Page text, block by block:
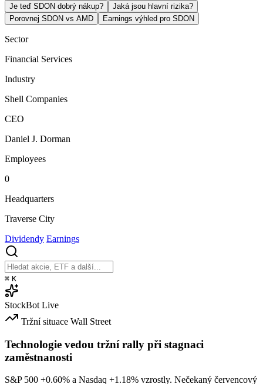
Je teď SDON dobrý nákup?
Jaká jsou hlavní rizika?
Porovnej SDON vs AMD
Earnings výhled pro SDON
Sector
Financial Services
Industry
Shell Companies
CEO
Daniel J. Dorman
Employees
0
Headquarters
Traverse City
Dividendy Earnings
⌘ K
StockBot Live
Tržní situace Wall Street
Technologie vedou tržní rally při stagnaci
zaměstnanosti
S&P 500 +0.60% a Nasdaq +1.18% vzrostly. Nečekaný červencový